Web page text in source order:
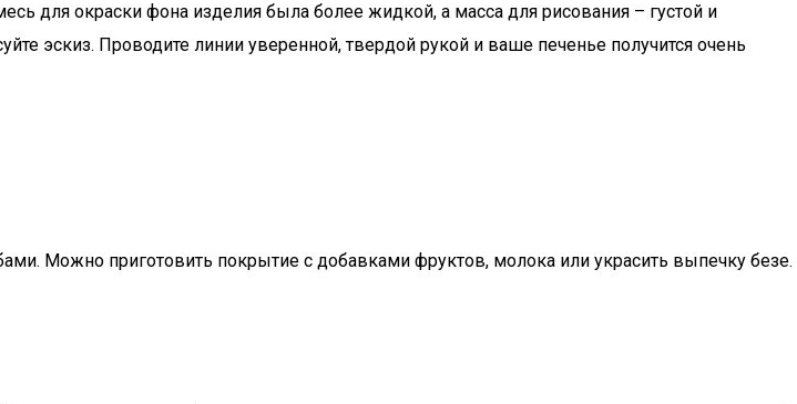
для окраски фона изделия была более жидкой, а масса для рисования – густой и
эскиз. Проводите линии уверенной, твердой рукой и ваше печенье получится очень
Можно приготовить покрытие с добавками фруктов, молока или украсить выпечку безе.